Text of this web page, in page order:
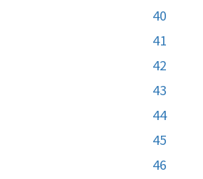
40
41
42
43
44
45
46